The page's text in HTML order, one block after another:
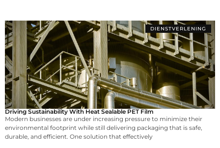
DIENSTVERLENING
Driving Sustainability With Heat Sealable PET Film
Modern businesses are under increasing pressure to minimize their
environmental footprint while still delivering packaging that is safe,
durable, and efficient. One solution that effectively